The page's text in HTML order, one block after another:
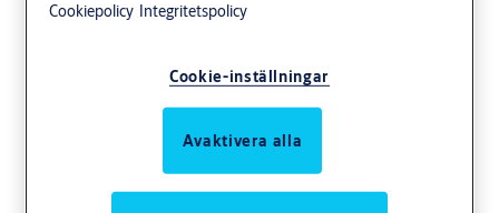
Cookiepolicy Integritetspolicy
Cookie-inställningar
Avaktivera alla